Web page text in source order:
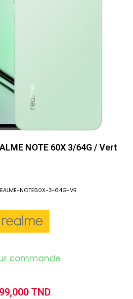
NOTE 60X 3/64G / Vert
NOTE60X-3-64G-VR
commande
TND